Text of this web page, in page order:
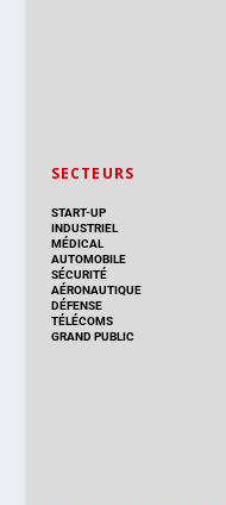
SECTEURS
START-UP
INDUSTRIEL
MÉDICAL
AUTOMOBILE
SÉCURITÉ
AÉRONAUTIQUE
DÉFENSE
TÉLÉCOMS
GRAND PUBLIC